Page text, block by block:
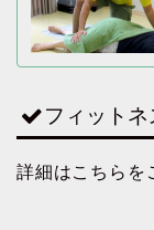
フィット
詳細はこちらを